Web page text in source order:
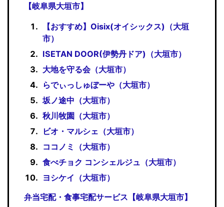
【岐阜県大垣市】
【おすすめ】Oisix(オイシックス)（大垣
市）
ISETAN DOOR(伊勢丹ドア)（大垣市）
大地を守る会（大垣市）
らでぃっしゅぼーや（大垣市）
坂ノ途中（大垣市）
秋川牧園（大垣市）
ビオ・マルシェ（大垣市）
ココノミ（大垣市）
食べチョク コンシェルジュ（大垣市）
ヨシケイ（大垣市）
弁当宅配・食事宅配サービス【岐阜県大垣市】